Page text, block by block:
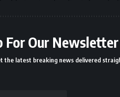
For Our Newsletter
the latest breaking news delivered